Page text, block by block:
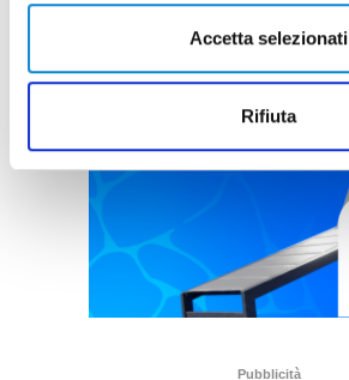
Accetta selezionati
Rifiuta
Pubblicità